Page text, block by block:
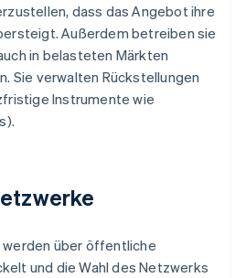
dass das Angebot ihre
Außerdem betreiben sie
in belasteten Märkten
Sie verwalten Rückstellungen
Instrumente wie
über öffentliche
und die Wahl des Netzwerks